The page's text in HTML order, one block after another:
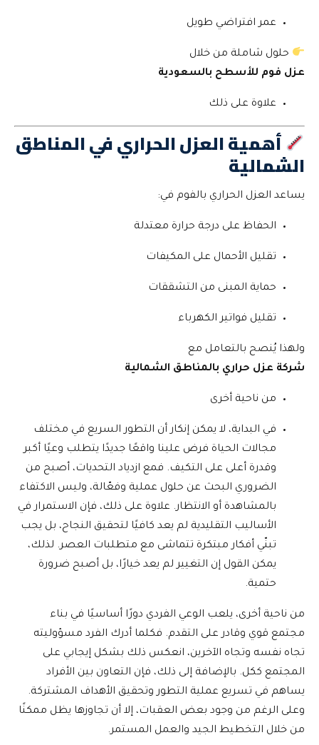
عمر افتراضي طويل
حلول شاملة من خلال
عزل فوم للأسطح بالسعودية
علاوة على ذلك
أهمية العزل الحراري في المناطق
الشمالية
يساعد العزل الحراري بالفوم في:
الحفاظ على درجة حرارة معتدلة
تقليل الأحمال على المكيفات
حماية المبنى من التشققات
تقليل فواتير الكهرباء
ولهذا يُنصح بالتعامل مع
شركة عزل حراري بالمناطق الشمالية
من ناحية أخرى
في البداية، لا يمكن إنكار أن التطور السريع في مختلف
مجالات الحياة فرض علينا واقعًا جديدًا يتطلب وعيًا أكبر
وقدرة أعلى على التكيف. فمع ازدياد التحديات، أصبح من
الضروري البحث عن حلول عملية وفعّالة، وليس الاكتفاء
بالمشاهدة أو الانتظار. علاوة على ذلك، فإن الاستمرار في
الأساليب التقليدية لم يعد كافيًا لتحقيق النجاح، بل يجب
تبنّي أفكار مبتكرة تتماشى مع متطلبات العصر. لذلك،
يمكن القول إن التغيير لم يعد خيارًا، بل أصبح ضرورة
حتمية.
من ناحية أخرى، يلعب الوعي الفردي دورًا أساسيًا في بناء
مجتمع قوي وقادر على التقدم. فكلما أدرك الفرد مسؤوليته
تجاه نفسه وتجاه الآخرين، انعكس ذلك بشكل إيجابي على
المجتمع ككل. بالإضافة إلى ذلك، فإن التعاون بين الأفراد
يساهم في تسريع عملية التطور وتحقيق الأهداف المشتركة.
وعلى الرغم من وجود بعض العقبات، إلا أن تجاوزها يظل ممكنًا
من خلال التخطيط الجيد والعمل المستمر.